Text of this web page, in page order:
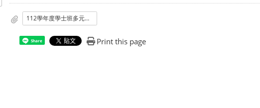
112學年度學士班多元入學新生註冊人數統計表.pdf
Share Print this page